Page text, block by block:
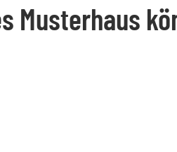
Musterhaus